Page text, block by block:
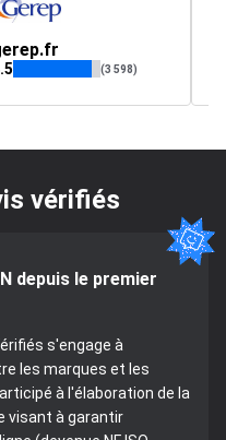
(3 598)
vérifiés
depuis le premier
s'engage à
les marques et les
à l'élaboration de la
visant à garantir